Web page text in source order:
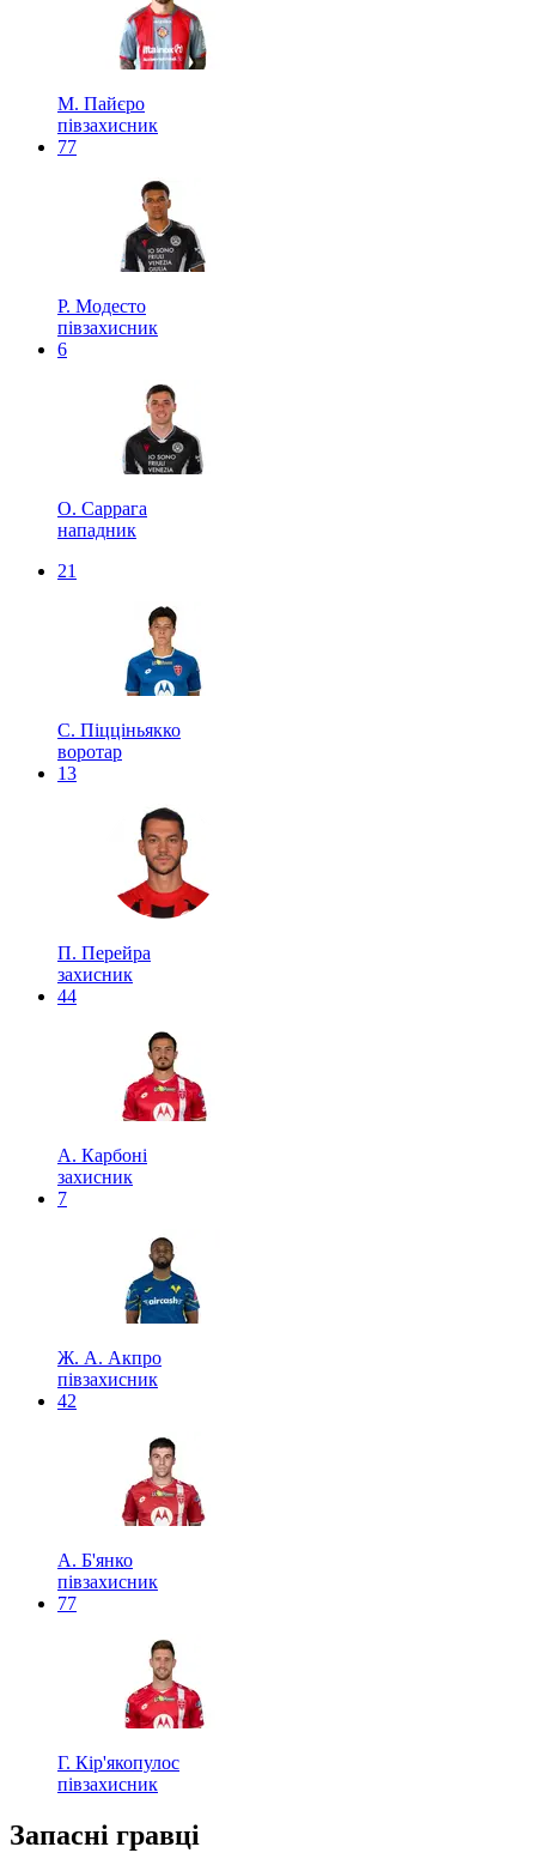
М. Пайєро
півзахисник
77
Р. Модесто
півзахисник
6
О. Саррага
нападник
21
С. Піцціньякко
воротар
13
П. Перейра
захисник
44
А. Карбоні
захисник
7
Ж. А. Акпро
півзахисник
42
А. Б'янко
півзахисник
77
Г. Кір'якопулос
півзахисник
Запасні гравці